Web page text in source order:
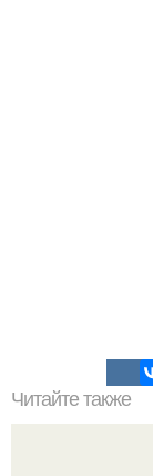
Читайте также